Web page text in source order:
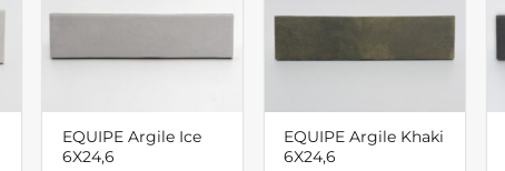
EQUIPE Argile Ice
6X24,6
EQUIPE Argile Khaki
6X24,6